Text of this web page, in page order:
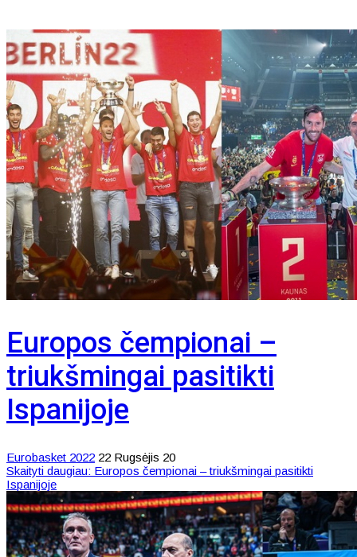
Europos čempionai –
triukšmingai pasitikti
Ispanijoje
Eurobasket 2022 22 Rugsėjis 20
Skaityti daugiau: Europos čempionai – triukšmingai pasitikti
Ispanijoje